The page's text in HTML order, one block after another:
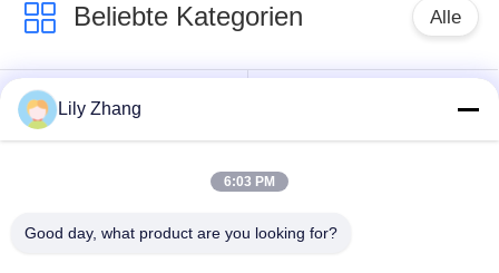
Beliebte Kategorien Alle
Tieftemperatur-
Absperrventil
kälteerzeugendes
Lily Zhang
6:03 PM
Good day, what product are you looking for?